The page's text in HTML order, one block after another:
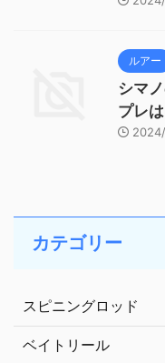
ルアー
シマ
プレ
カテゴリー
スピニングロッド
ベイトリール